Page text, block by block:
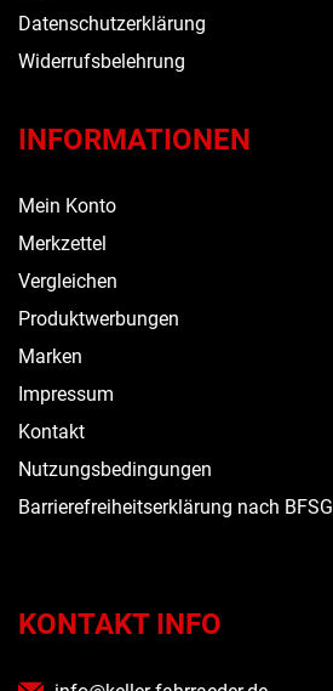
Datenschutzerklärung
Widerrufsbelehrung
INFORMATIONEN
Mein Konto
Merkzettel
Vergleichen
Produktwerbungen
Marken
Impressum
Kontakt
Nutzungsbedingungen
Barrierefreiheitserklärung nach BFSG
KONTAKT INFO